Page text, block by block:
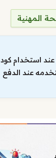
المهنية
استخدام كود
عند الدفع